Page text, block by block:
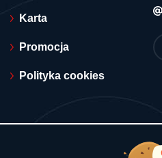
Karta
Promocja
Polityka cookies